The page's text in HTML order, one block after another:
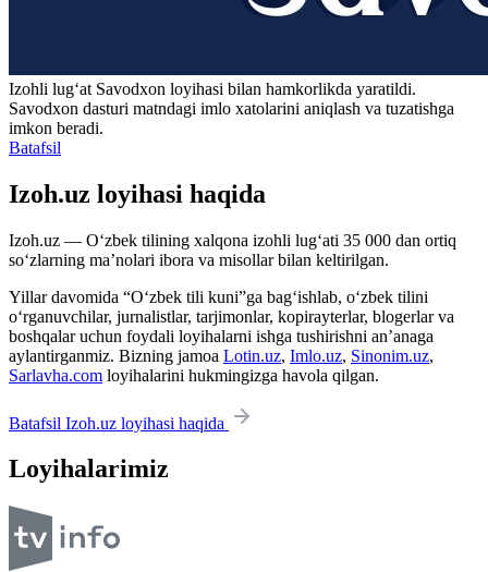
Izohli lugʻat Savodxon loyihasi bilan hamkorlikda yaratildi.
Savodxon dasturi matndagi imlo xatolarini aniqlash va tuzatishga
imkon beradi.
Batafsil
Izoh.uz loyihasi haqida
Izoh.uz — O‘zbek tilining xalqona izohli lug‘ati 35 000 dan ortiq
so‘zlarning ma’nolari ibora va misollar bilan keltirilgan.
Yillar davomida “O‘zbek tili kuni”ga bag‘ishlab, o‘zbek tilini
o‘rganuvchilar, jurnalistlar, tarjimonlar, kopirayterlar, blogerlar va
boshqalar uchun foydali loyihalarni ishga tushirishni an’anaga
aylantirganmiz. Bizning jamoa Lotin.uz, Imlo.uz, Sinonim.uz,
Sarlavha.com loyihalarini hukmingizga havola qilgan.
Batafsil Izoh.uz loyihasi haqida
Loyihalarimiz